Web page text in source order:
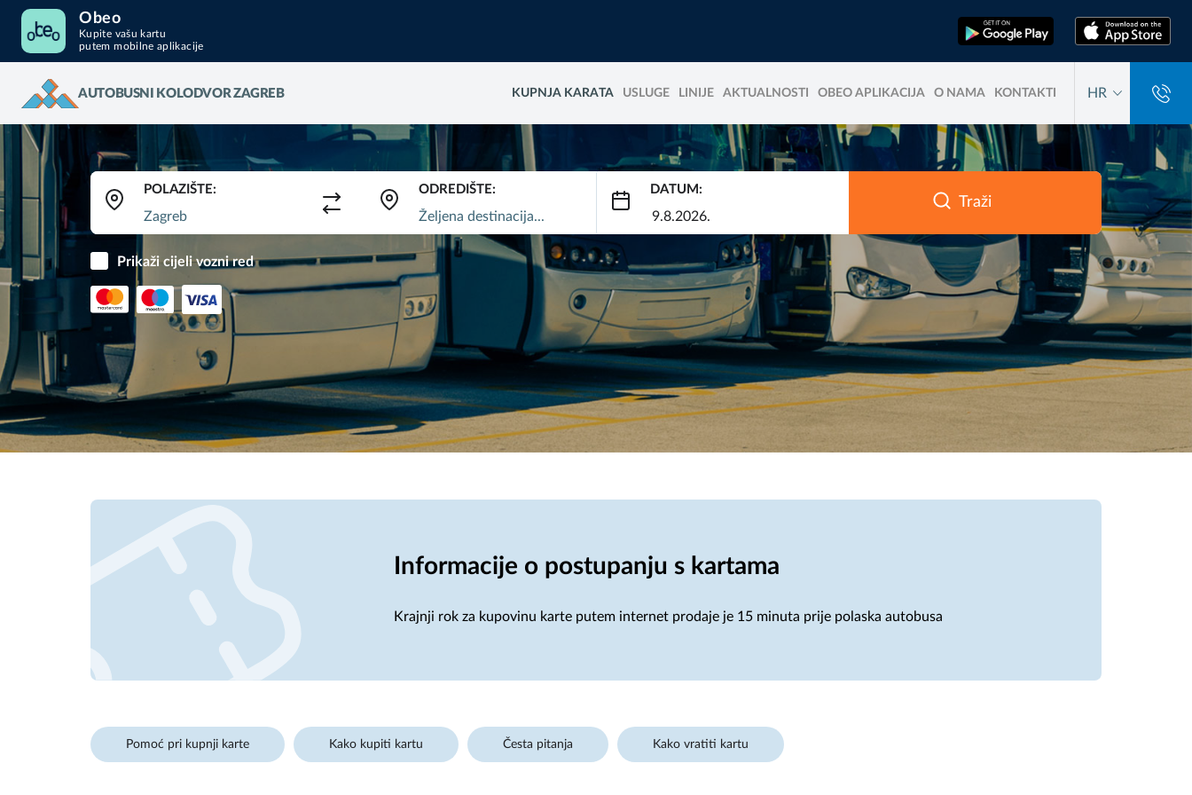
Obeo
Kupite vašu kartu
putem mobilne aplikacije
AUTOBUSNI KOLODVOR ZAGREB KUPNJA KARATA USLUGE LINIJE AKTUALNOSTI OBEO APLIKACIJA O NAMA KONTAKTI HR
Informacije o postupanju s kartama
Krajnji rok za kupovinu karte putem internet prodaje je 15 minuta prije polaska autobusa
Pomoć pri kupnji karte Kako kupiti kartu Česta pitanja Kako vratiti kartu
POLAZIŠTE: ODREDIŠTE: DATUM:
Prikaži cijeli vozni red